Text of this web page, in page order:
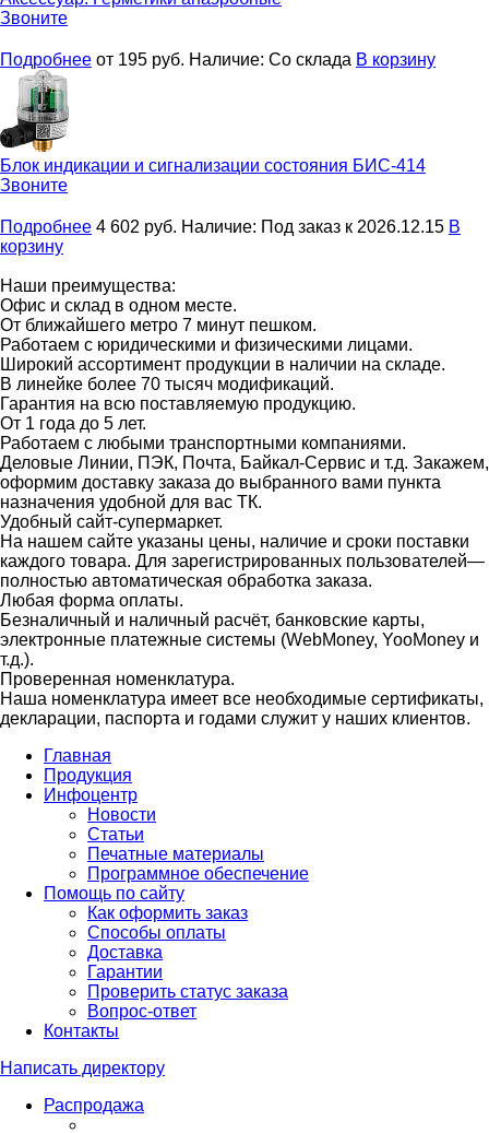
Звоните
Подробнее от 195 руб. Наличие: Со склада В корзину
Блок индикации и сигнализации состояния БИС-414
Звоните
Подробнее 4 602 руб. Наличие: Под заказ к 2026.12.15 В
корзину
Наши преимущества:
Офис и склад в одном месте.
От ближайшего метро 7 минут пешком.
Работаем с юридическими и физическими лицами.
Широкий ассортимент продукции в наличии на складе.
В линейке более 70 тысяч модификаций.
Гарантия на всю поставляемую продукцию.
От 1 года до 5 лет.
Работаем с любыми транспортными компаниями.
Деловые Линии, ПЭК, Почта, Байкал-Сервис и т.д. Закажем,
оформим доставку заказа до выбранного вами пункта
назначения удобной для вас ТК.
Удобный сайт-супермаркет.
На нашем сайте указаны цены, наличие и сроки поставки
каждого товара. Для зарегистрированных пользователей—
полностью автоматическая обработка заказа.
Любая форма оплаты.
Безналичный и наличный расчёт, банковские карты,
электронные платежные системы (WebMoney, YooMoney и
т.д.).
Проверенная номенклатура.
Наша номенклатура имеет все необходимые сертификаты,
декларации, паспорта и годами служит у наших клиентов.
Главная
Продукция
Инфоцентр
Новости
Статьи
Печатные материалы
Программное обеспечение
Помощь по сайту
Как оформить заказ
Способы оплаты
Доставка
Гарантии
Проверить статус заказа
Вопрос-ответ
Контакты
Написать директору
Распродажа